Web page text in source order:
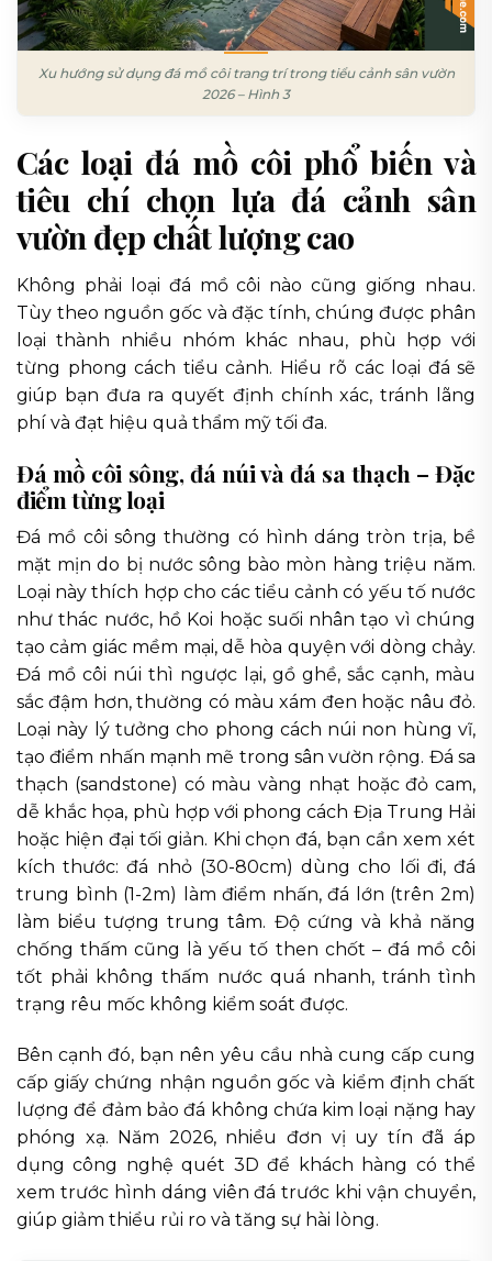
Xu hướng sử dụng đá mồ côi trang trí trong tiểu cảnh sân vườn
2026 – Hình 3
Các loại đá mồ côi phổ biến và
tiêu chí chọn lựa đá cảnh sân
vườn đẹp chất lượng cao
Không phải loại đá mồ côi nào cũng giống nhau.
Tùy theo nguồn gốc và đặc tính, chúng được phân
loại thành nhiều nhóm khác nhau, phù hợp với
từng phong cách tiểu cảnh. Hiểu rõ các loại đá sẽ
giúp bạn đưa ra quyết định chính xác, tránh lãng
phí và đạt hiệu quả thẩm mỹ tối đa.
Đá mồ côi sông, đá núi và đá sa thạch – Đặc
điểm từng loại
Đá mồ côi sông thường có hình dáng tròn trịa, bề
mặt mịn do bị nước sông bào mòn hàng triệu năm.
Loại này thích hợp cho các tiểu cảnh có yếu tố nước
như thác nước, hồ Koi hoặc suối nhân tạo vì chúng
tạo cảm giác mềm mại, dễ hòa quyện với dòng chảy.
Đá mồ côi núi thì ngược lại, gồ ghề, sắc cạnh, màu
sắc đậm hơn, thường có màu xám đen hoặc nâu đỏ.
Loại này lý tưởng cho phong cách núi non hùng vĩ,
tạo điểm nhấn mạnh mẽ trong sân vườn rộng. Đá sa
thạch (sandstone) có màu vàng nhạt hoặc đỏ cam,
dễ khắc họa, phù hợp với phong cách Địa Trung Hải
hoặc hiện đại tối giản. Khi chọn đá, bạn cần xem xét
kích thước: đá nhỏ (30-80cm) dùng cho lối đi, đá
trung bình (1-2m) làm điểm nhấn, đá lớn (trên 2m)
làm biểu tượng trung tâm. Độ cứng và khả năng
chống thấm cũng là yếu tố then chốt – đá mồ côi
tốt phải không thấm nước quá nhanh, tránh tình
trạng rêu mốc không kiểm soát được.
Bên cạnh đó, bạn nên yêu cầu nhà cung cấp cung
cấp giấy chứng nhận nguồn gốc và kiểm định chất
lượng để đảm bảo đá không chứa kim loại nặng hay
phóng xạ. Năm 2026, nhiều đơn vị uy tín đã áp
dụng công nghệ quét 3D để khách hàng có thể
xem trước hình dáng viên đá trước khi vận chuyển,
giúp giảm thiểu rủi ro và tăng sự hài lòng.